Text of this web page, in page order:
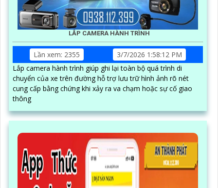
LẮP CAMERA HÀNH TRÌNH
Lần xem: 2355
3/7/2026 1:58:12 PM
Lắp camera hành trình giúp ghi lại toàn bộ quá trình di
chuyển của xe trên đường hỗ trợ lưu trữ hình ảnh rõ nét
cung cấp bằng chứng khi xảy ra va chạm hoặc sự cố giao
thông